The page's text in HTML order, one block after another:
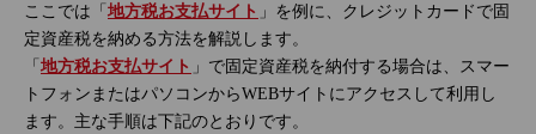
ここでは「 地方税お支払サイト 」を例に、クレジットカードで固
定資産税を納める方法を解説します。
「 地方税お支払サイト 」で固定資産税を納付する場合は、スマー
トフォンまたはパソコンからWEBサイトにアクセスして利用し
ます。主な手順は下記のとおりです。